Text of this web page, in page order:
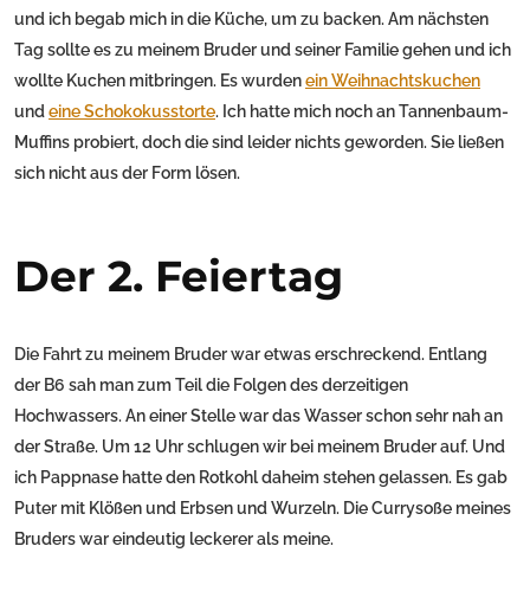
und ich begab mich in die Küche, um zu backen. Am nächsten
Tag sollte es zu meinem Bruder und seiner Familie gehen und ich
wollte Kuchen mitbringen. Es wurdenein Weihnachtskuchen
undeine Schokokusstorte. Ich hatte mich noch an Tannenbaum-
Muffins probiert, doch die sind leider nichts geworden. Sie ließen
sich nicht aus der Form lösen.
Der 2. Feiertag
Die Fahrt zu meinem Bruder war etwas erschreckend. Entlang
der B6 sah man zum Teil die Folgen des derzeitigen
Hochwassers. An einer Stelle war das Wasser schon sehr nah an
der Straße. Um 12 Uhr schlugen wir bei meinem Bruder auf. Und
ich Pappnase hatte den Rotkohl daheim stehen gelassen. Es gab
Puter mit Klößen und Erbsen und Wurzeln. Die Currysoße meines
Bruders war eindeutig leckerer als meine.